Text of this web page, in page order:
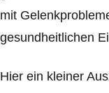
mit
gesundheitlichen
Hier ein kleiner